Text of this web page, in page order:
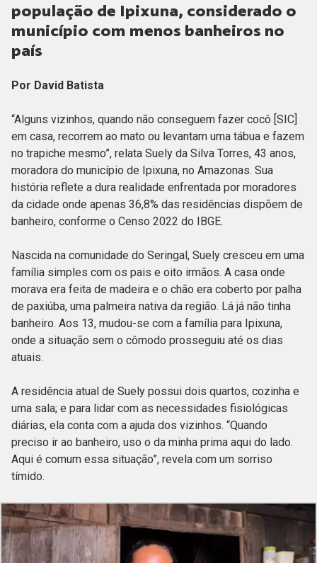
população de Ipixuna, considerado o
município com menos banheiros no
país
Por David Batista
“Alguns vizinhos, quando não conseguem fazer cocô [SIC]
em casa, recorrem ao mato ou levantam uma tábua e fazem
no trapiche mesmo”, relata Suely da Silva Torres, 43 anos,
moradora do município de Ipixuna, no Amazonas. Sua
história reflete a dura realidade enfrentada por moradores
da cidade onde apenas 36,8% das residências dispõem de
banheiro, conforme o Censo 2022 do IBGE.
Nascida na comunidade do Seringal, Suely cresceu em uma
família simples com os pais e oito irmãos. A casa onde
morava era feita de madeira e o chão era coberto por palha
de paxiúba, uma palmeira nativa da região. Lá já não tinha
banheiro. Aos 13, mudou-se com a família para Ipixuna,
onde a situação sem o cômodo prosseguiu até os dias
atuais.
A residência atual de Suely possui dois quartos, cozinha e
uma sala; e para lidar com as necessidades fisiológicas
diárias, ela conta com a ajuda dos vizinhos. “Quando
preciso ir ao banheiro, uso o da minha prima aqui do lado.
Aqui é comum essa situação”, revela com um sorriso
tímido.